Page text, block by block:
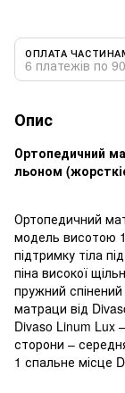
ОПЛАТА
6 платежів по
Опис
Ортопедичний
льоном
Ортопедичний
модель висотою
підтримку тіла
піна високої
пружний спінений
матраци від
Divaso Linum Lux
сторони –
1 спальне місце